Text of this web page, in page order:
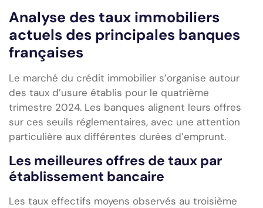
Analyse des taux immobiliers
actuels des principales banques
françaises
Le marché du crédit immobilier s’organise autour
des taux d’usure établis pour le quatrième
trimestre 2024. Les banques alignent leurs offres
sur ces seuils réglementaires, avec une attention
particulière aux différentes durées d’emprunt.
Les meilleures offres de taux par
établissement bancaire
Les taux effectifs moyens observés au troisième